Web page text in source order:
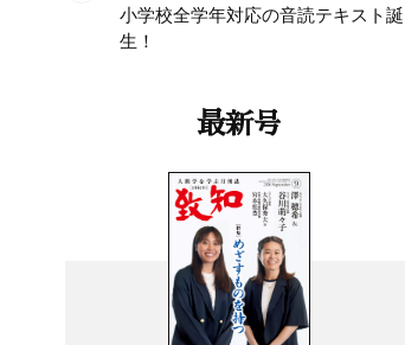
小学校全学年対応の音読テキスト誕
生！
最新号